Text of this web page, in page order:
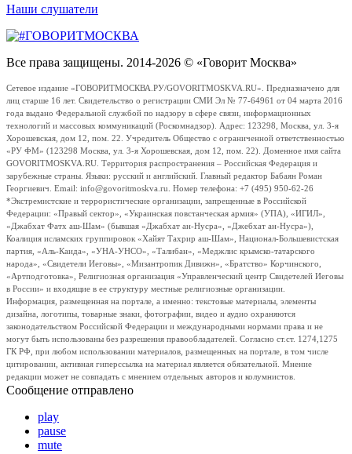
Наши слушатели
Все права защищены. 2014-2026 © «Говорит Москва»
Сетевое издание «ГОВОРИТМОСКВА.РУ/GOVORITMOSKVA.RU». Предназначено для
лиц старше 16 лет. Свидетельство о регистрации СМИ Эл № 77-64961 от 04 марта 2016
года выдано Федеральной службой по надзору в сфере связи, информационных
технологий и массовых коммуникаций (Роскомнадзор). Адрес: 123298, Москва, ул. 3-я
Хорошевская, дом 12, пом. 22. Учредитель Общество с ограниченной ответственностью
«РУ ФМ» (123298 Москва, ул. 3-я Хорошевская, дом 12, пом. 22). Доменное имя сайта
GOVORITMOSKVA.RU. Территория распространения – Российская Федерация и
зарубежные страны. Языки: русский и английский. Главный редактор Бабаян Роман
Георгиевич. Email: info@govoritmoskva.ru. Номер телефона: +7 (495) 950-62-26
*Экстремистские и террористические организации, запрещенные в Российской
Федерации: «Правый сектор», «Украинская повстанческая армия» (УПА), «ИГИЛ»,
«Джабхат Фатх аш-Шам» (бывшая «Джабхат ан-Нусра», «Джебхат ан-Нусра»),
Коалиция исламских группировок «Хайят Тахрир аш-Шам», Национал-Большевистская
партия, «Аль-Каида», «УНА-УНСО», «Талибан», «Меджлис крымско-татарского
народа», «Свидетели Иеговы», «Мизантропик Дивижн», «Братство» Корчинского,
«Артподготовка», Религиозная организация «Управленческий центр Свидетелей Иеговы
в России» и входящие в ее структуру местные религиозные организации.
Информация, размещенная на портале, а именно: текстовые материалы, элементы
дизайна, логотипы, товарные знаки, фотографии, видео и аудио охраняются
законодательством Российской Федерации и международными нормами права и не
могут быть использованы без разрешения правообладателей. Согласно ст.ст. 1274,1275
ГК РФ, при любом использовании материалов, размещенных на портале, в том числе
цитировании, активная гиперссылка на материал является обязательной. Мнение
редакции может не совпадать с мнением отдельных авторов и колумнистов.
Сообщение отправлено
play
pause
mute